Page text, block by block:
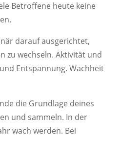
Betroffene heute keine
darauf ausgerichtet,
zu wechseln. Aktivität und
Entspannung. Wachheit
die Grundlage deines
und sammeln. In der
wach werden. Bei